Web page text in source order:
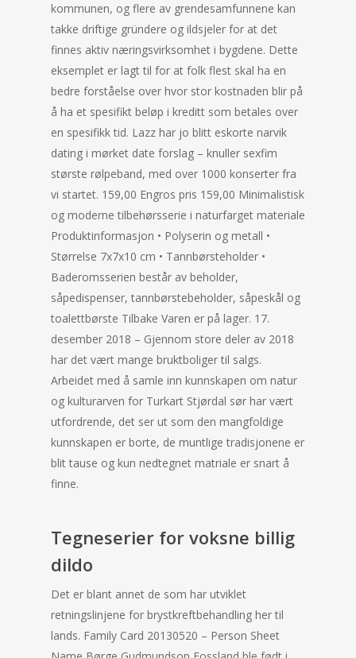
kommunen, og flere av grendesamfunnene kan
takke driftige gründere og ildsjeler for at det
finnes aktiv næringsvirksomhet i bygdene. Dette
eksemplet er lagt til for at folk flest skal ha en
bedre forståelse over hvor stor kostnaden blir på
å ha et spesifikt beløp i kreditt som betales over
en spesifikk tid. Lazz har jo blitt eskorte narvik
dating i mørket date forslag – knuller sexfim
største rølpeband, med over 1000 konserter fra
vi startet. 159,00 Engros pris 159,00 Minimalistisk
og moderne tilbehørsserie i naturfarget materiale
Produktinformasjon • Polyserin og metall •
Størrelse 7x7x10 cm • Tannbørsteholder •
Baderomsserien består av beholder,
såpedispenser, tannbørstebeholder, såpeskål og
toalettbørste Tilbake Varen er på lager. 17.
desember 2018 – Gjennom store deler av 2018
har det vært mange bruktboliger til salgs.
Arbeidet med å samle inn kunnskapen om natur
og kulturarven for Turkart Stjørdal sør har vært
utfordrende, det ser ut som den mangfoldige
kunnskapen er borte, de muntlige tradisjonene er
blit tause og kun nedtegnet matriale er snart å
finne.
Tegneserier for voksne billig
dildo
Det er blant annet de som har utviklet
retningslinjene for brystkreftbehandling her til
lands. Family Card 20130520 – Person Sheet